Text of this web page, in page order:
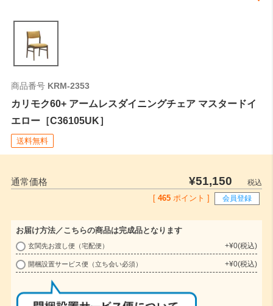
商品番号 KRM-2353
カリモク60+ アームレスダイニングチェア マスタードイ
エロー［C36105UK］
送料無料
通常価格 ¥51,150
税込
[ 465 ポイント ] 会員登録
お届け方法／こちらの商品は完成品となります
)
玄関先お渡し便（宅配便） +¥0 税込
開梱設置サービス便（立ち会い必須） +¥0 税込